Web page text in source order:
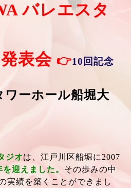
バレエスタ
表会 👉10回記念
ーホール船堀大
ジオは、江戸川区船堀に2007
を迎えました。 その歩みの中
実績を築くことができまし